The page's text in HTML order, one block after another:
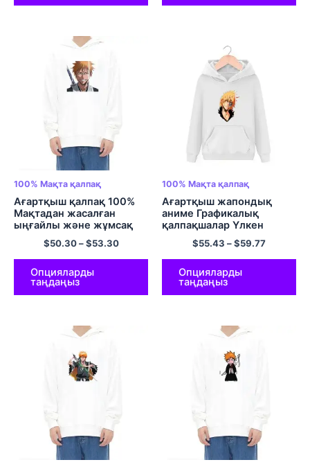
калпус
100% Мақта қалпақ
Ағартқыш қалпақ 100%
Мақтадан жасалған
ыңғайлы және жұмсақ
кездейсоқ капюшонды
свит көйлек Аниме
капюди пуловер қалталы
капюшон Түрлі түсті
$50.30–$53.30
Опцияларды
таңдаңыз
100% Мақта қалпақ
Ағартқыш жапондық
аниме Графикалық
қалпақшалар Үлкен
өлшемді пуловер
капюшонды свит-көйлек
ЕО өлшемді юбкалары
Полиэстер юбкалары
Түрлі түсті
$55.43 –$59.77
Опцияларды
таңдаңыз